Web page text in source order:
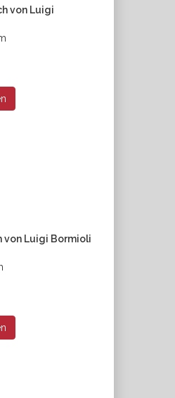
von Luigi
von Luigi Bormioli